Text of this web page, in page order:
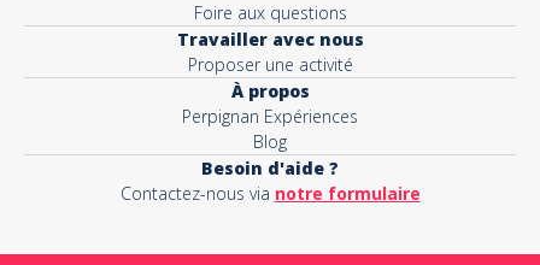
Foire aux questions
Travailler avec nous
Proposer une activité
À propos
Perpignan Expériences
Blog
Besoin d'aide ?
Contactez-nous via notre formulaire